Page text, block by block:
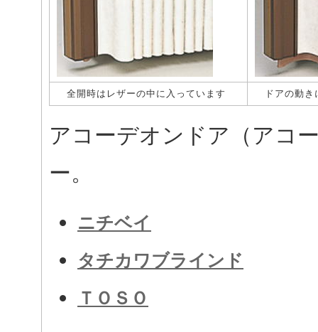
全開時はレザーの中に入っています ドアの動き
アコーデオンドア（アコ
ー。
ニチベイ
タチカワブラインド
ＴＯＳＯ